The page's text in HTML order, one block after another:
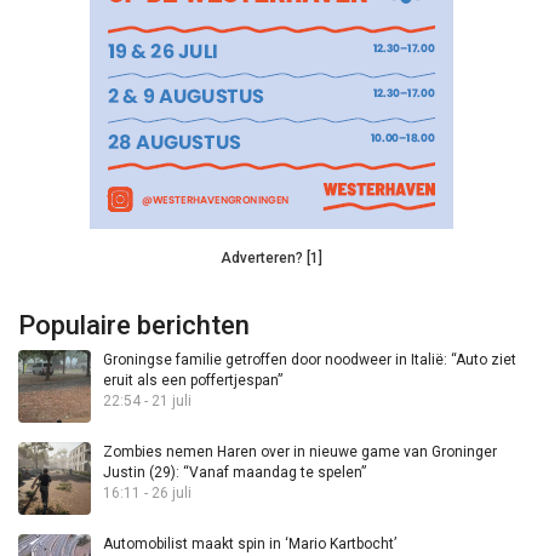
Adverteren? [1]
Populaire berichten
Groningse familie getroffen door noodweer in Italië: “Auto ziet
eruit als een poffertjespan”
22:54 - 21 juli
Zombies nemen Haren over in nieuwe game van Groninger
Justin (29): “Vanaf maandag te spelen”
16:11 - 26 juli
Automobilist maakt spin in ‘Mario Kartbocht’